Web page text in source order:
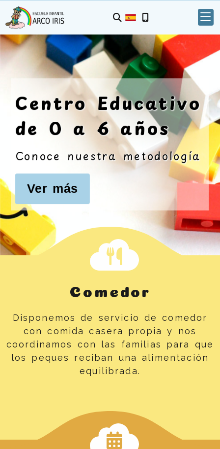
Ver más
CEI Arco Iris: Escuela
Comedor
Disponemos de servicio de comedor
con comida casera propia y nos
coordinamos con las familias para que
los peques reciban una alimentación
equilibrada.